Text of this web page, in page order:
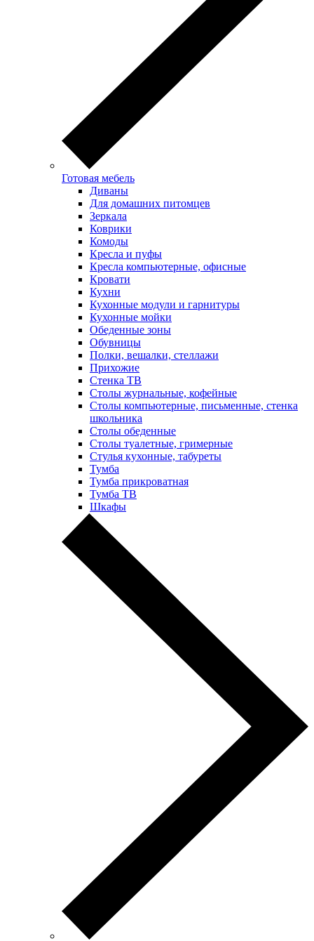
Готовая мебель
Диваны
Для домашних питомцев
Зеркала
Коврики
Комоды
Кресла и пуфы
Кресла компьютерные, офисные
Кровати
Кухни
Кухонные модули и гарнитуры
Кухонные мойки
Обеденные зоны
Обувницы
Полки, вешалки, стеллажи
Прихожие
Стенка ТВ
Столы журнальные, кофейные
Столы компьютерные, письменные, стенка
школьника
Столы обеденные
Столы туалетные, гримерные
Стулья кухонные, табуреты
Тумба
Тумба прикроватная
Тумба ТВ
Шкафы